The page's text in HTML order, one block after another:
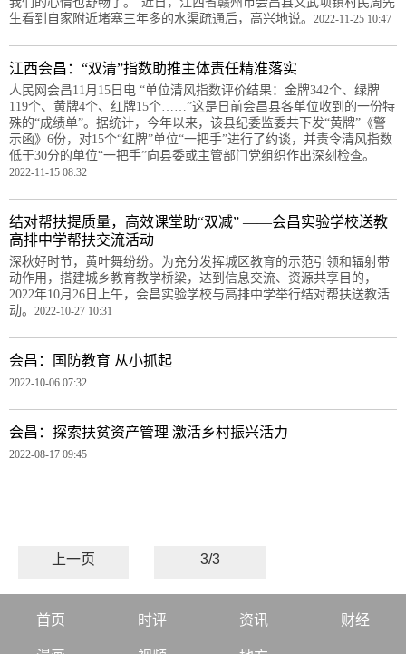
生看到自家附近堵塞三年多的水渠疏通后，高兴地说。 2022-11-25 10:47
江西会昌：“双清”指数助推主体责任精准落实
人民网会昌11月15日电 “单位清风指数评价结果：金牌342个、绿牌
119个、黄牌4个、红牌15个……”这是日前会昌县各单位收到的一份特
殊的“成绩单”。据统计，今年以来，该县纪委监委共下发“黄牌”《警
示函》6份，对15个“红牌”单位“一把手”进行了约谈，并责令清风指数
低于30分的单位“一把手”向县委或主管部门党组织作出深刻检查。
2022-11-15 08:32
结对帮扶提质量，高效课堂助“双减” ——会昌实验学校送教
高排中学帮扶交流活动
深秋好时节，黄叶舞纷纷。为充分发挥城区教育的示范引领和辐射带
动作用，搭建城乡教育教学桥梁，达到信息交流、资源共享目的，
2022年10月26日上午，会昌实验学校与高排中学举行结对帮扶送教活
动。 2022-10-27 10:31
会昌：国防教育 从小抓起
2022-10-06 07:32
会昌：探索扶贫资产管理 激活乡村振兴活力
2022-08-17 09:45
上一页 3/3
首页 时评 资讯 财经